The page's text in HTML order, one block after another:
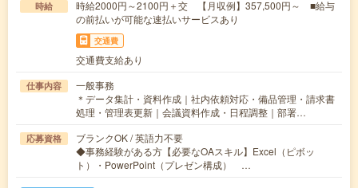
時給
時給2000円～2100円＋交 【月収例】357,500円～ ■給与
の前払いが可能な速払いサービスあり
交通費
交通費支給あり
仕事内容
一般事務
＊データ集計・資料作成｜社内依頼対応・備品管理・請求書
処理・管理表更新｜会議資料作成・日程調整｜部署…
応募資格
ブランクOK / 英語力不要
◆事務経験がある方【必要なOAスキル】Excel（ピボッ
ト）・PowerPoint（プレゼン構成） …